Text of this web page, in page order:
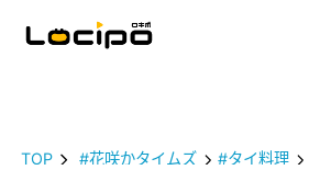
TOP #花咲かタイムズ #タイ料理